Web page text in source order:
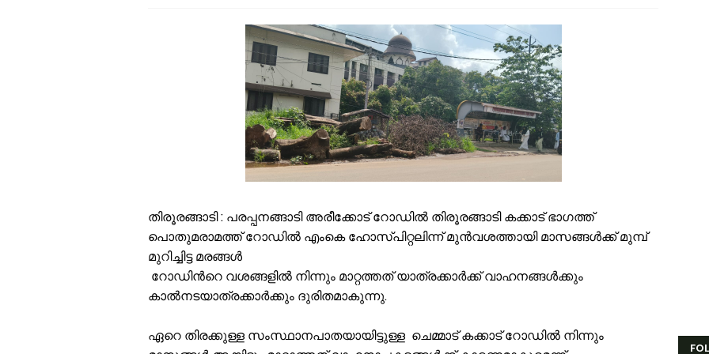
ഓണക്കാലത്തെ റേഷൻ വിതരണം തിങ്കളാഴ്ച മുതൽ; കാർഡുകൾക്കുള്ള
സംവരണ നിയമനങ്ങളിൽ സ്പെഷ്യൽ റിക്രൂട്ട്മെന്റ് നടത്തണം: ഒ.ബി.സി,
ഇൻഫാന്റിനോക്കെതിരെ അവിശ്വാസ പ്രമേയ നീക്കവുമായി യുവേഫ;
എസ്.എം.സർവർ മെഗാ ഉറുദു ക്വിസ് മത്സരം സമാപിച്ചു
ഒതുക്കുങ്ങൽ ഗവൺമെന്റ് ഹയർ സെക്കന്ററി സ്കൂളിന് പ്രത്യേക പാക്കേജ്
വേങ്ങര ടൗൺ പൗരസമിതി ഫുട്ബോൾ പ്രവചന മത്സരം: വിജയിക്ക് മന്ത്രി
ശിഹാബ് തങ്ങളെ അനുസ്മരിച്ച് പി.കെ. കുഞ്ഞാലിക്കുട്ടി
കൂരിയാട് വ്യാപാരി വ്യവസായി ഏകോപന സമിതിയുടെ നേതൃത്വത്തിൽ
വിവരാവകാശ നിയമപ്രകാരം വിവരം സൗജന്യമായി നൽകണം;
തിരൂരങ്ങാടി : പരപ്പനങ്ങാടി അരീക്കോട് റോഡിൽ തിരൂരങ്ങാടി കക്കാട് ഭാഗത്ത്
പൊതുമരാമത്ത് റോഡിൽ എംകെ ഹോസ്പിറ്റലിന്ന് മുൻവശത്തായി മാസങ്ങൾക്ക് മുമ്പ്
മുറിച്ചിട്ട മരങ്ങൾ
റോഡിൻറെ വശങ്ങളിൽ നിന്നും മാറ്റത്തത് യാത്രക്കാർക്ക് വാഹനങ്ങൾക്കും
കാൽനടയാത്രക്കാർക്കും ദുരിതമാകുന്നു.
ഏറെ തിരക്കുള്ള സംസ്ഥാനപാതയായിട്ടുള്ള ചെമ്മാട് കക്കാട് റോഡിൽ നിന്നും